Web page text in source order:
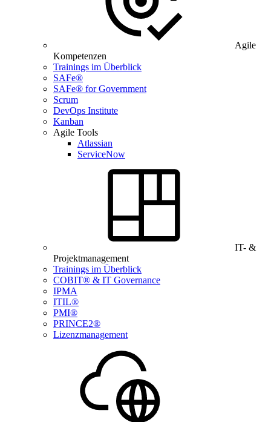
Agile
Kompetenzen
Trainings im Überblick
SAFe®
SAFe® for Government
Scrum
DevOps Institute
Kanban
Agile Tools
Atlassian
ServiceNow
IT- &
Projektmanagement
Trainings im Überblick
COBIT® & IT Governance
IPMA
ITIL®
PMI®
PRINCE2®
Lizenzmanagement